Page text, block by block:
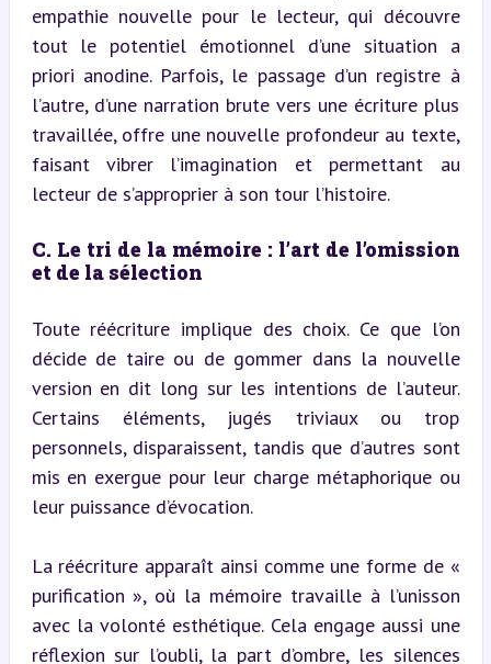
empathie nouvelle pour le lecteur, qui découvre
tout le potentiel émotionnel d’une situation a
priori anodine. Parfois, le passage d’un registre à
l’autre, d’une narration brute vers une écriture plus
travaillée, offre une nouvelle profondeur au texte,
faisant vibrer l’imagination et permettant au
lecteur de s’approprier à son tour l’histoire.
C. Le tri de la mémoire : l’art de l’omission
et de la sélection
Toute réécriture implique des choix. Ce que l’on
décide de taire ou de gommer dans la nouvelle
version en dit long sur les intentions de l’auteur.
Certains éléments, jugés triviaux ou trop
personnels, disparaissent, tandis que d’autres sont
mis en exergue pour leur charge métaphorique ou
leur puissance d’évocation.
La réécriture apparaît ainsi comme une forme de «
purification », où la mémoire travaille à l’unisson
avec la volonté esthétique. Cela engage aussi une
réflexion sur l’oubli, la part d’ombre, les silences